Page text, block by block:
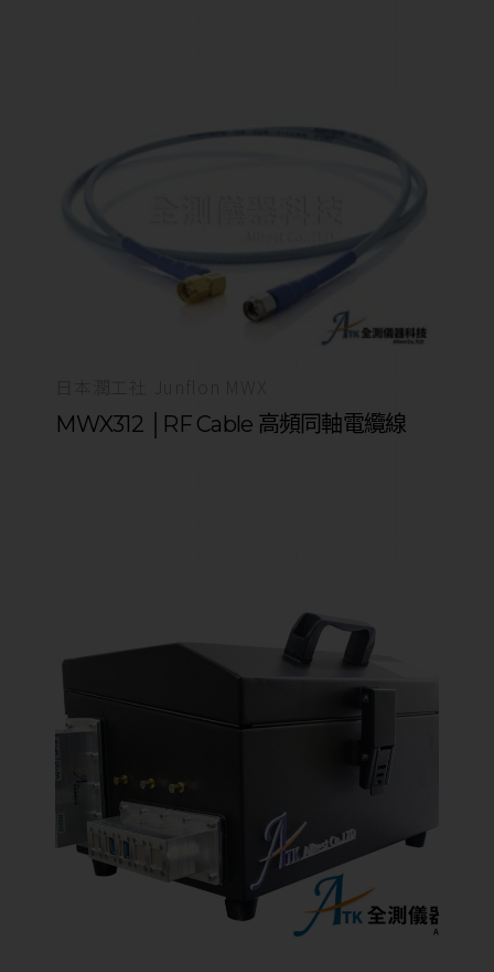
MWX312 │RF Cable 高頻同軸電纜線